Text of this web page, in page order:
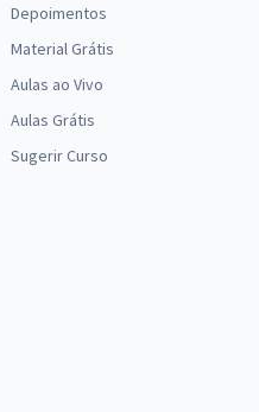
Depoimentos
Material Grátis
Aulas ao Vivo
Aulas Grátis
Sugerir Curso